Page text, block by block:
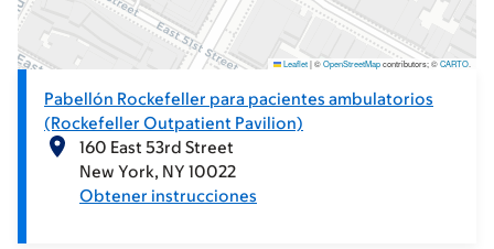
Pabellón Rockefeller para pacientes ambulatorios
(Rockefeller Outpatient Pavilion)
160 East 53rd Street
New York NY 10022
Obtener instrucciones
Leaflet|©OpenStreetMapcontributors; ©CARTO.